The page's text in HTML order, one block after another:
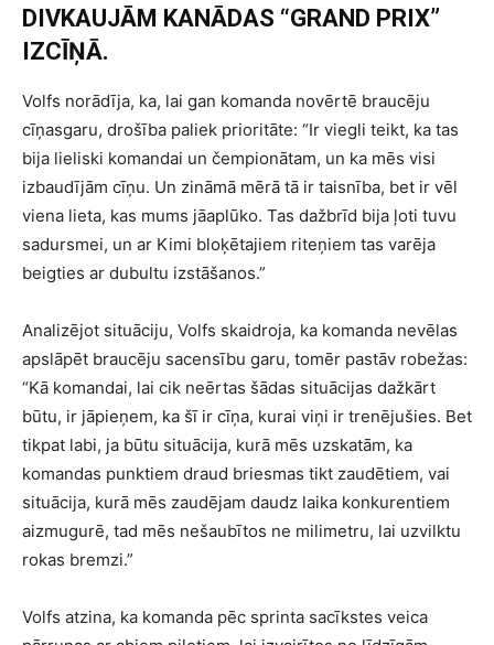
DIVKAUJĀM KANĀDAS “GRAND PRIX”
IZCĪŅĀ.
Volfs norādīja, ka, lai gan komanda novērtē braucēju
cīņasgaru, drošība paliek prioritāte: “Ir viegli teikt, ka tas
bija lieliski komandai un čempionātam, un ka mēs visi
izbaudījām cīņu. Un zināmā mērā tā ir taisnība, bet ir vēl
viena lieta, kas mums jāaplūko. Tas dažbrīd bija ļoti tuvu
sadursmei, un ar Kimi bloķētajiem riteņiem tas varēja
beigties ar dubultu izstāšanos.”
Analizējot situāciju, Volfs skaidroja, ka komanda nevēlas
apslāpēt braucēju sacensību garu, tomēr pastāv robežas:
“Kā komandai, lai cik neērtas šādas situācijas dažkārt
būtu, ir jāpieņem, ka šī ir cīņa, kurai viņi ir trenējušies. Bet
tikpat labi, ja būtu situācija, kurā mēs uzskatām, ka
komandas punktiem draud briesmas tikt zaudētiem, vai
situācija, kurā mēs zaudējam daudz laika konkurentiem
aizmugurē, tad mēs nešaubītos ne milimetru, lai uzvilktu
rokas bremzi.”
Volfs atzina, ka komanda pēc sprinta sacīkstes veica